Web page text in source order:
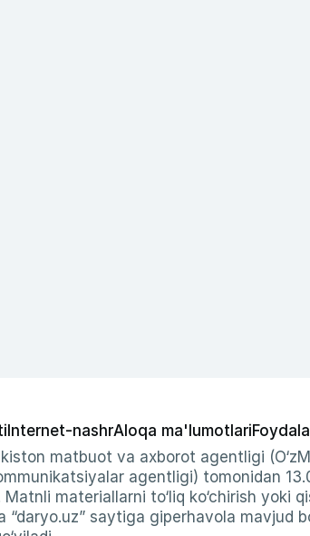
Internet-nashrAloqa ma'lumotlari
matbuot va axborot agentligi
agentligi) tomonidan
materiallarni to‘liq ko‘chirish
saytiga giperhavola mavjud